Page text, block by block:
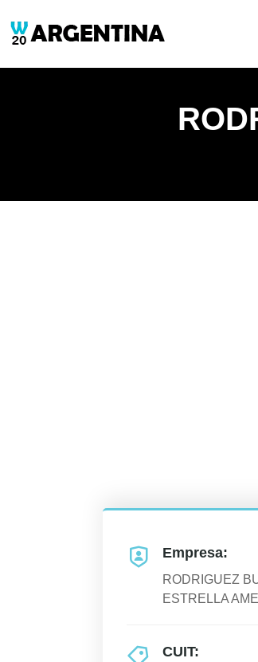
Empresa:
RODRIGUEZ
ESTRELLA
CUIT: